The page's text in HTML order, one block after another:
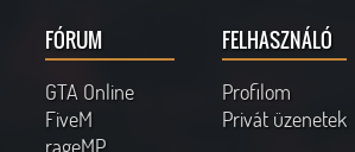
FÓRUM
GTA Online
FiveM
rageMP
FELHASZNÁLÓ
Profilom
Privát üzenetek